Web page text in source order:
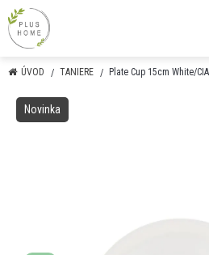
ÚVOD TANIERE Plate Cup 15cm White/
Novinka